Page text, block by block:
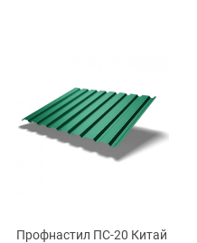
Профнастил ПC-20 Китай